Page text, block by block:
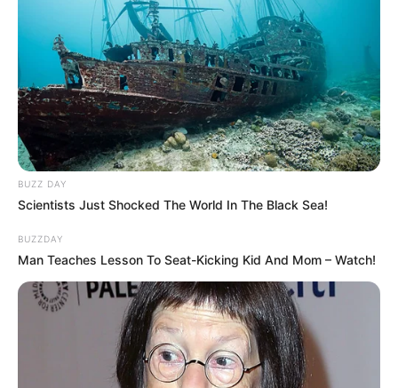
BUZZ DAY
Scientists Just Shocked The World In The Black Sea!
BUZZDAY
Man Teaches Lesson To Seat-Kicking Kid And Mom – Watch!